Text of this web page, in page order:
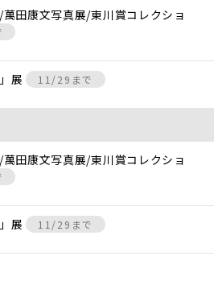
田康文写真展/東川賞コレクショ
展 11/29まで
田康文写真展/東川賞コレクショ
展 11/29まで